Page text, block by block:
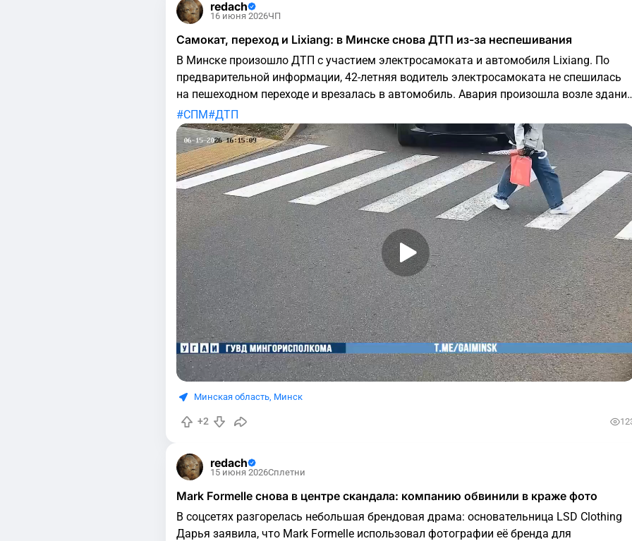
redach
16 июня 2026ЧП
Самокат, переход и Lixiang: в Минске снова ДТП из-за неспешивания
В Минске произошло ДТП с участием электросамоката и автомобиля Lixiang. По
предварительной информации, 42-летняя водитель электросамоката не спешилась
на пешеходном переходе и врезалась в автомобиль. Авария произошла возле
№3 по улице Володько. Пострадавшую доставили в учреждение
СПМ ДТП
Минская область, Минск
+2
redach
15 июня 2026Сплетни
Mark Formelle снова в центре скандала: компанию обвинили в краже фото
В соцсетях разгорелась небольшая брендовая драма: основательница LSD Clothing
Дарья заявила, что Mark Formelle использовал фотографии её бренда для